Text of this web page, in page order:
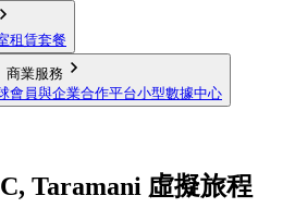
租賃套餐
商業服務
會員與企業合作平台小型數據中心
Taramani 虛擬旅程